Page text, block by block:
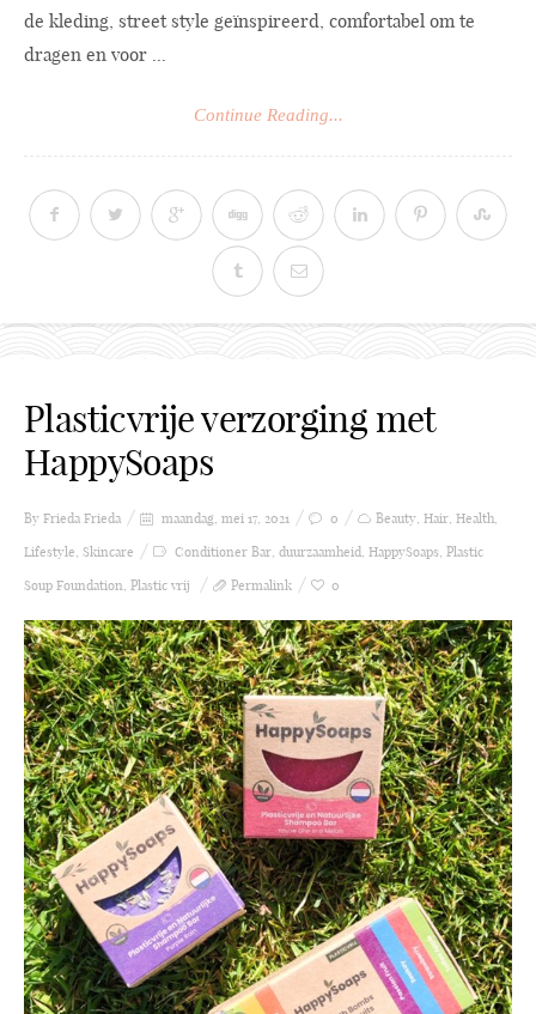
de kleding, street style geïnspireerd, comfortabel om te
dragen en voor ...
Continue Reading...
Plasticvrije verzorging met
HappySoaps
By Frieda Frieda maandag, mei 17, 2021 0 Beauty, Hair, Health,
Lifestyle, Skincare Conditioner Bar, duurzaamheid, HappySoaps, Plastic
Soup Foundation, Plastic vrij Permalink 0